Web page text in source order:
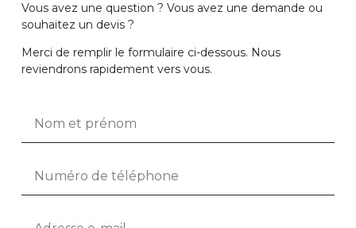
Vous avez une question ? Vous avez une demande ou
souhaitez un devis ?
Merci de remplir le formulaire ci-dessous. Nous
reviendrons rapidement vers vous.